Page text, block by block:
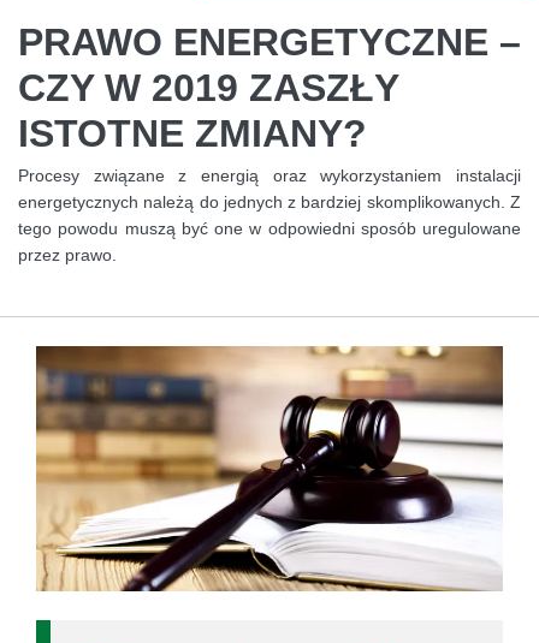
PRAWO ENERGETYCZNE –
CZY W 2019 ZASZŁY
ISTOTNE ZMIANY?
Procesy związane z energią oraz wykorzystaniem instalacji
energetycznych należą do jednych z bardziej skomplikowanych. Z
tego powodu muszą być one w odpowiedni sposób uregulowane
przez prawo.